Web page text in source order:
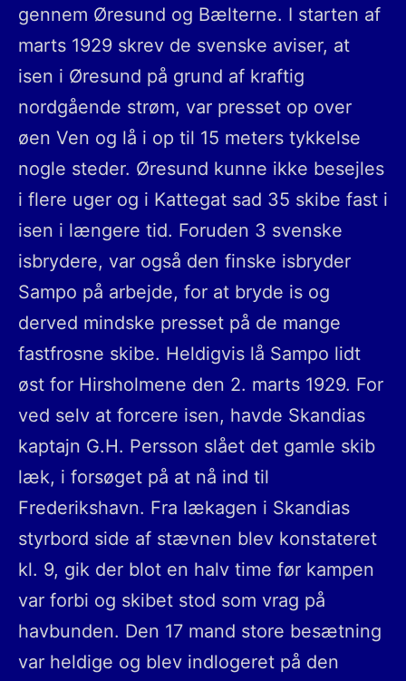
gennem Øresund og Bælterne. I starten af
marts 1929 skrev de svenske aviser, at
isen i Øresund på grund af kraftig
nordgående strøm, var presset op over
øen Ven og lå i op til 15 meters tykkelse
nogle steder. Øresund kunne ikke besejles
i flere uger og i Kattegat sad 35 skibe fast i
isen i længere tid. Foruden 3 svenske
isbrydere, var også den finske isbryder
Sampo på arbejde, for at bryde is og
derved mindske presset på de mange
fastfrosne skibe. Heldigvis lå Sampo lidt
øst for Hirsholmene den 2. marts 1929. For
ved selv at forcere isen, havde Skandias
kaptajn G.H. Persson slået det gamle skib
læk, i forsøget på at nå ind til
Frederikshavn. Fra lækagen i Skandias
styrbord side af stævnen blev konstateret
kl. 9, gik der blot en halv time før kampen
var forbi og skibet stod som vrag på
havbunden. Den 17 mand store besætning
var heldige og blev indlogeret på den